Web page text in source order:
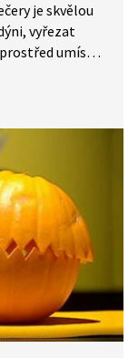
je skvělou
vyřezat
umístit